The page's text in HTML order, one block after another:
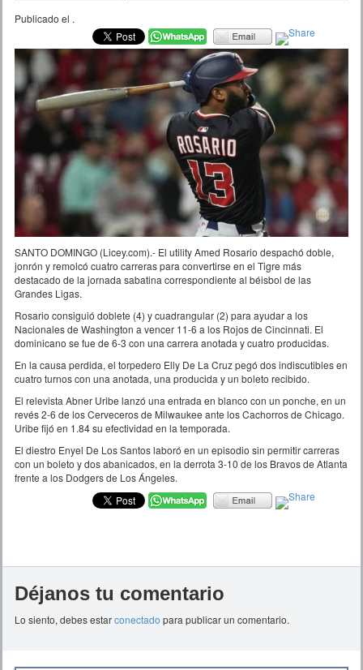
Publicado el .
SANTO DOMINGO (Licey.com).- El utility Amed Rosario despachó doble,
jonrón y remolcó cuatro carreras para convertirse en el Tigre más
destacado de la jornada sabatina correspondiente al béisbol de las
Grandes Ligas.
Rosario consiguió doblete (4) y cuadrangular (2) para ayudar a los
Nacionales de Washington a vencer 11-6 a los Rojos de Cincinnati. El
dominicano se fue de 6-3 con una carrera anotada y cuatro producidas.
En la causa perdida, el torpedero Elly De La Cruz pegó dos indiscutibles en
cuatro turnos con una anotada, una producida y un boleto recibido.
El relevista Abner Uribe lanzó una entrada en blanco con un ponche, en un
revés 2-6 de los Cerveceros de Milwaukee ante los Cachorros de Chicago.
Uribe fijó en 1.84 su efectividad en la temporada.
El diestro Enyel De Los Santos laboró en un episodio sin permitir carreras
con un boleto y dos abanicados, en la derrota 3-10 de los Bravos de Atlanta
frente a los Dodgers de Los Ángeles.
Déjanos tu comentario
Lo siento, debes estarconectado para publicar un comentario.